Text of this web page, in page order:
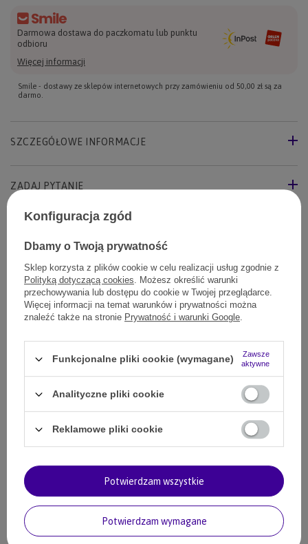
Darmowa dostawa do paczkomatu lub punktu
odbioru
Więcej informacji
Smile - dostawy ze sklepów internetowych przy zamówieniu od 50,00 zł są za
darmo.
SZCZEGÓŁOWE INFORMACJE
ZADAJ PYTANIE
Twój pies to polubi
4300pkt.
Konfiguracja zgód
Dbamy o Twoją prywatność
Sklep korzysta z plików cookie w celu realizacji usług zgodnie z
Polityką dotyczącą cookies. Możesz określić warunki
przechowywania lub dostępu do cookie w Twojej przeglądarce.
Więcej informacji na temat warunków i prywatności można
znaleźć także na stronie Prywatność i warunki Google.
Funkcjonalne pliki cookie (wymagane)
Zawsze
aktywne
Analityczne pliki cookie
Reklamowe pliki cookie
Potwierdzam wymagane
Potwierdzam wszystkie